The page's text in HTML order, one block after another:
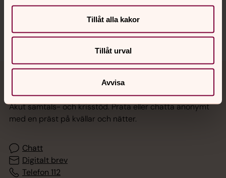
Tillåt alla kakor
Tillåt urval
Avvisa
Sociala kanaler
Jourhavande präst
Akut samtals- och krisstöd. Prata eller chatta anonymt
med en präst på kvällar och nätter.
Chatt
Digitalt brev
Telefon 112